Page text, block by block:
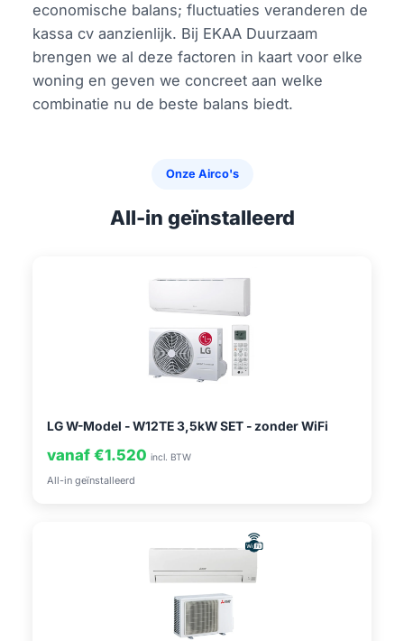
economische balans; fluctuaties veranderen de
kassa cv aanzienlijk. Bij EKAA Duurzaam
brengen we al deze factoren in kaart voor elke
woning en geven we concreet aan welke
combinatie nu de beste balans biedt.
Onze Airco's
All-in geïnstalleerd
LG W-Model - W12TE 3,5kW SET - zonder WiFi
vanaf €1.520 incl. BTW
All-in geïnstalleerd